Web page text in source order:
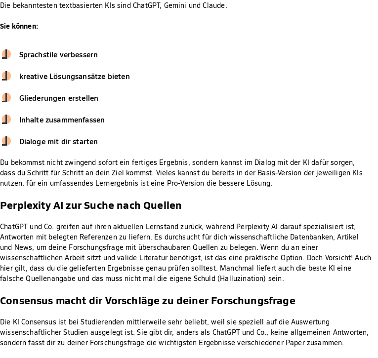
Die bekanntesten textbasierten KIs sind ChatGPT, Gemini und Claude.
Sie können:
Sprachstile verbessern
kreative Lösungsansätze bieten
Gliederungen erstellen
Inhalte zusammenfassen
Dialoge mit dir starten
Du bekommst nicht zwingend sofort ein fertiges Ergebnis, sondern kannst im Dialog mit der KI dafür sorgen,
dass du Schritt für Schritt an dein Ziel kommst. Vieles kannst du bereits in der Basis-Version der jeweiligen KIs
nutzen, für ein umfassendes Lernergebnis ist eine Pro-Version die bessere Lösung.
Perplexity AI zur Suche nach Quellen
ChatGPT und Co. greifen auf ihren aktuellen Lernstand zurück, während Perplexity AI darauf spezialisiert ist,
Antworten mit belegten Referenzen zu liefern. Es durchsucht für dich wissenschaftliche Datenbanken, Artikel
und News, um deine Forschungsfrage mit überschaubaren Quellen zu belegen. Wenn du an einer
wissenschaftlichen Arbeit sitzt und valide Literatur benötigst, ist das eine praktische Option. Doch Vorsicht! Auch
hier gilt, dass du die gelieferten Ergebnisse genau prüfen solltest. Manchmal liefert auch die beste KI eine
falsche Quellenangabe und das muss nicht mal die eigene Schuld (Halluzination) sein.
Consensus macht dir Vorschläge zu deiner Forschungsfrage
Die KI Consensus ist bei Studierenden mittlerweile sehr beliebt, weil sie speziell auf die Auswertung
wissenschaftlicher Studien ausgelegt ist. Sie gibt dir, anders als ChatGPT und Co., keine allgemeinen Antworten,
sondern fasst dir zu deiner Forschungsfrage die wichtigsten Ergebnisse verschiedener Paper zusammen.